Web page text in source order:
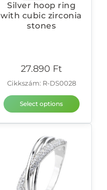
Silver hoop ring
with cubic zirconia
stones
27.890 Ft
Cikkszám: R-DS0028
Select options